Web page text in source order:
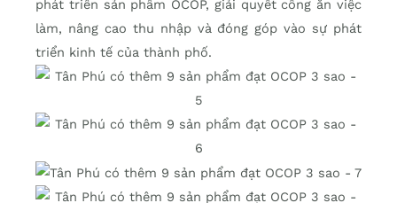
phát triển sản phẩm OCOP, giải quyết công ăn việc
làm, nâng cao thu nhập và đóng góp vào sự phát
triển kinh tế của thành phố.